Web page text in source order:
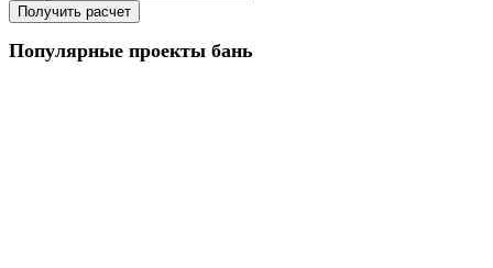
Получить расчет
Популярные проекты бань